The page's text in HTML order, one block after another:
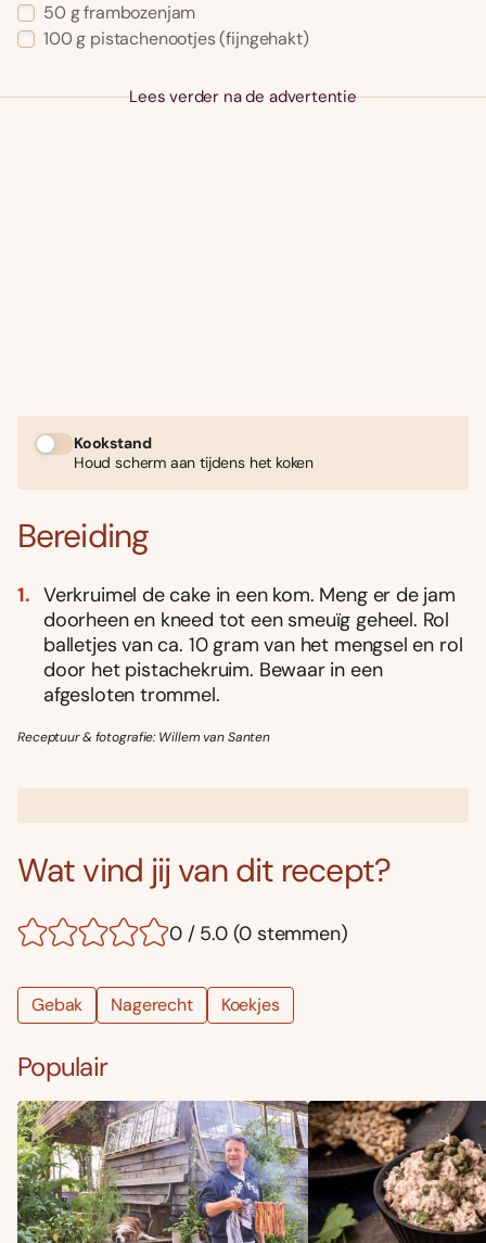
50 g frambozenjam
100 g pistachenootjes (fijngehakt)
Lees verder na de advertentie
Kookstand
Houd scherm aan tijdens het koken
Bereiding
Verkruimel de cake in een kom. Meng er de jam
doorheen en kneed tot een smeuïg geheel. Rol
balletjes van ca. 10 gram van het mengsel en rol
door het pistachekruim. Bewaar in een
afgesloten trommel.
Receptuur & fotografie: Willem van Santen
Wat vind jij van dit recept?
0 / 5.0 (0 stemmen)
Gebak Nagerecht Koekjes
Populair